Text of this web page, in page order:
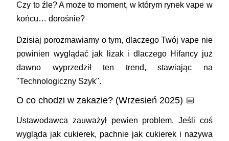
Czy to źle? A może to moment, w którym rynek vape w
końcu… dorośnie?
Dzisiaj porozmawiamy o tym, dlaczego Twój vape nie
powinien wyglądać jak lizak i dlaczego Hifancy już
dawno wyprzedził ten trend, stawiając na
"Technologiczny Szyk".
O co chodzi w zakazie? (Wrzesień 2025) 📅
Ustawodawca zauważył pewien problem. Jeśli coś
wygląda jak cukierek, pachnie jak cukierek i nazywa